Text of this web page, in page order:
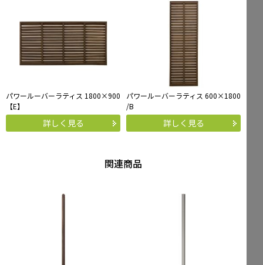
パワールーバーラティス 1800×900
【E】
詳しく見る
パワールーバーラティス 600×1800
/B
詳しく見る
関連商品